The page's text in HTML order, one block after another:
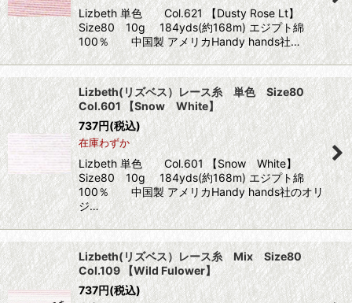
Lizbeth 単色 Col.621 【Dusty Rose Lt】
Size80 10g 184yds(約168m) エジプト綿
100％ 中国製 アメリカHandy hands社…
Lizbeth(リズベス）レース糸 単色 Size80
Col.601 【Snow White】
737円(税込)
在庫わずか
Lizbeth 単色 Col.601 【Snow White】
Size80 10g 184yds(約168m) エジプト綿
100％ 中国製 アメリカHandy hands社のオリ
ジ…
Lizbeth(リズベス）レース糸 Mix Size80
Col.109 【Wild Fulower】
737円(税込)